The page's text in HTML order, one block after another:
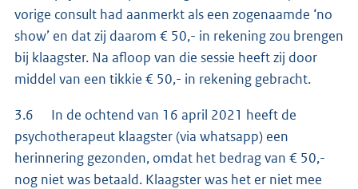
vorige consult had aanmerkt als een zogenaamde ‘no
show’ en dat zij daarom € 50,- in rekening zou brengen
bij klaagster. Na afloop van die sessie heeft zij door
middel van een tikkie € 50,- in rekening gebracht.
3.6 In de ochtend van 16 april 2021 heeft de
psychotherapeut klaagster (via whatsapp) een
herinnering gezonden, omdat het bedrag van € 50,-
nog niet was betaald. Klaagster was het er niet mee